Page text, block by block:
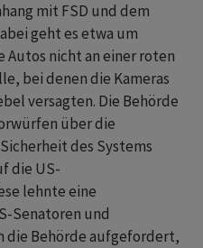
mit FSD und dem
geht es etwa um
Autos nicht an einer roten
bei denen die Kameras
versagten. Die Behörde
über die
des Systems
die US-
lehnte eine
Senatoren und
die ‌Behörde aufgefordert,